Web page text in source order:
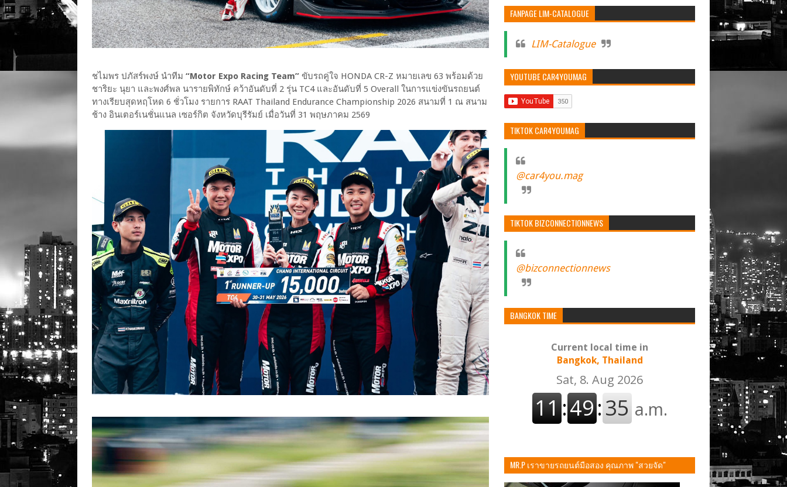
ชไมพร ปภัสร์พงษ์ นำทีม “Motor Expo Racing Team” ขับรถคู่ใจ HONDA CR-Z หมายเลข 63 พร้อมด้วย
ชาริยะ นุยา และพงศ์พล นารายพิทักษ์ คว้าอันดับที่ 2 รุ่น TC4 และอันดับที่ 5 Overall ในการแข่งขันรถยนต์
ทางเรียบสุดหฤโหด 6 ชั่วโมง รายการ RAAT Thailand Endurance Championship 2026 สนามที่ 1 ณ สนาม
ช้าง อินเตอร์เนชั่นแนล เซอร์กิต จังหวัดบุรีรัมย์ เมื่อวันที่ 31 พฤษภาคม 2569
FANPAGE LIM-CATALOGUE
LIM-Catalogue
YOUTUBE CAR4YOUMAG
TIKTOK CAR4YOUMAG
@car4you.mag
TIKTOK BIZCONNECTIONNEWS
@bizconnectionnews
BANGKOK TIME
Current local time in
Bangkok, Thailand
MR.P เราขายรถยนต์มือสอง คุณภาพ "สวยจัด"